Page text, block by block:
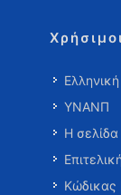
ΥΝΑΝΠ
Η
Κώδικας